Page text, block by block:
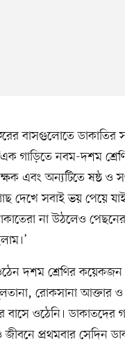
বাসগুলোতে
গাড়িতে নবম-দশম
এবং অন্যটিতে ষষ্ঠ ও
দেখে সবাই ভয় পেয়ে
না উঠলেও
দশম শ্রেণির কয়েকজন
রোকসানা আক্তার ও
বাসে ওঠেনি।
প্রথমবার সেদিন